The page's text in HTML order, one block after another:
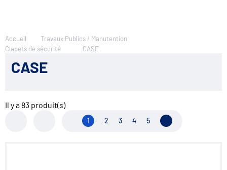
Accueil
Travaux Publics / Manutention
Clapets de sécurité
CASE
CASE
Il y a 83 produit(s)
1 2 3 4 5 Page suivante